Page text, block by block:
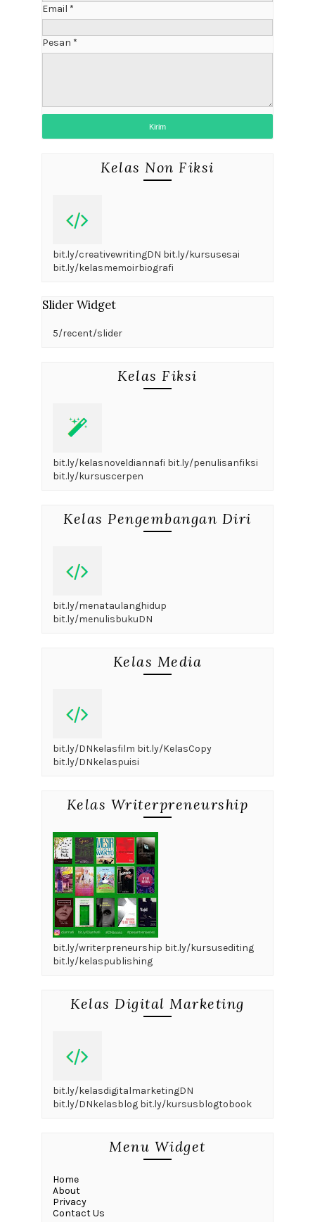
Email *
Pesan *
Kelas Non Fiksi
bit.ly/creativewritingDN bit.ly/kursusesai
bit.ly/kelasmemoirbiografi
Slider Widget
5/recent/slider
Kelas Fiksi
bit.ly/kelasnoveldiannafi bit.ly/penulisanfiksi
bit.ly/kursuscerpen
Kelas Pengembangan Diri
bit.ly/menataulanghidup
bit.ly/menulisbukuDN
Kelas Media
bit.ly/DNkelasfilm bit.ly/KelasCopy
bit.ly/DNkelaspuisi
Kelas Writerpreneurship
bit.ly/writerpreneurship bit.ly/kursusediting
bit.ly/kelaspublishing
Kelas Digital Marketing
bit.ly/kelasdigitalmarketingDN
bit.ly/DNkelasblog bit.ly/kursusblogtobook
Menu Widget
Home
About
Privacy
Contact Us